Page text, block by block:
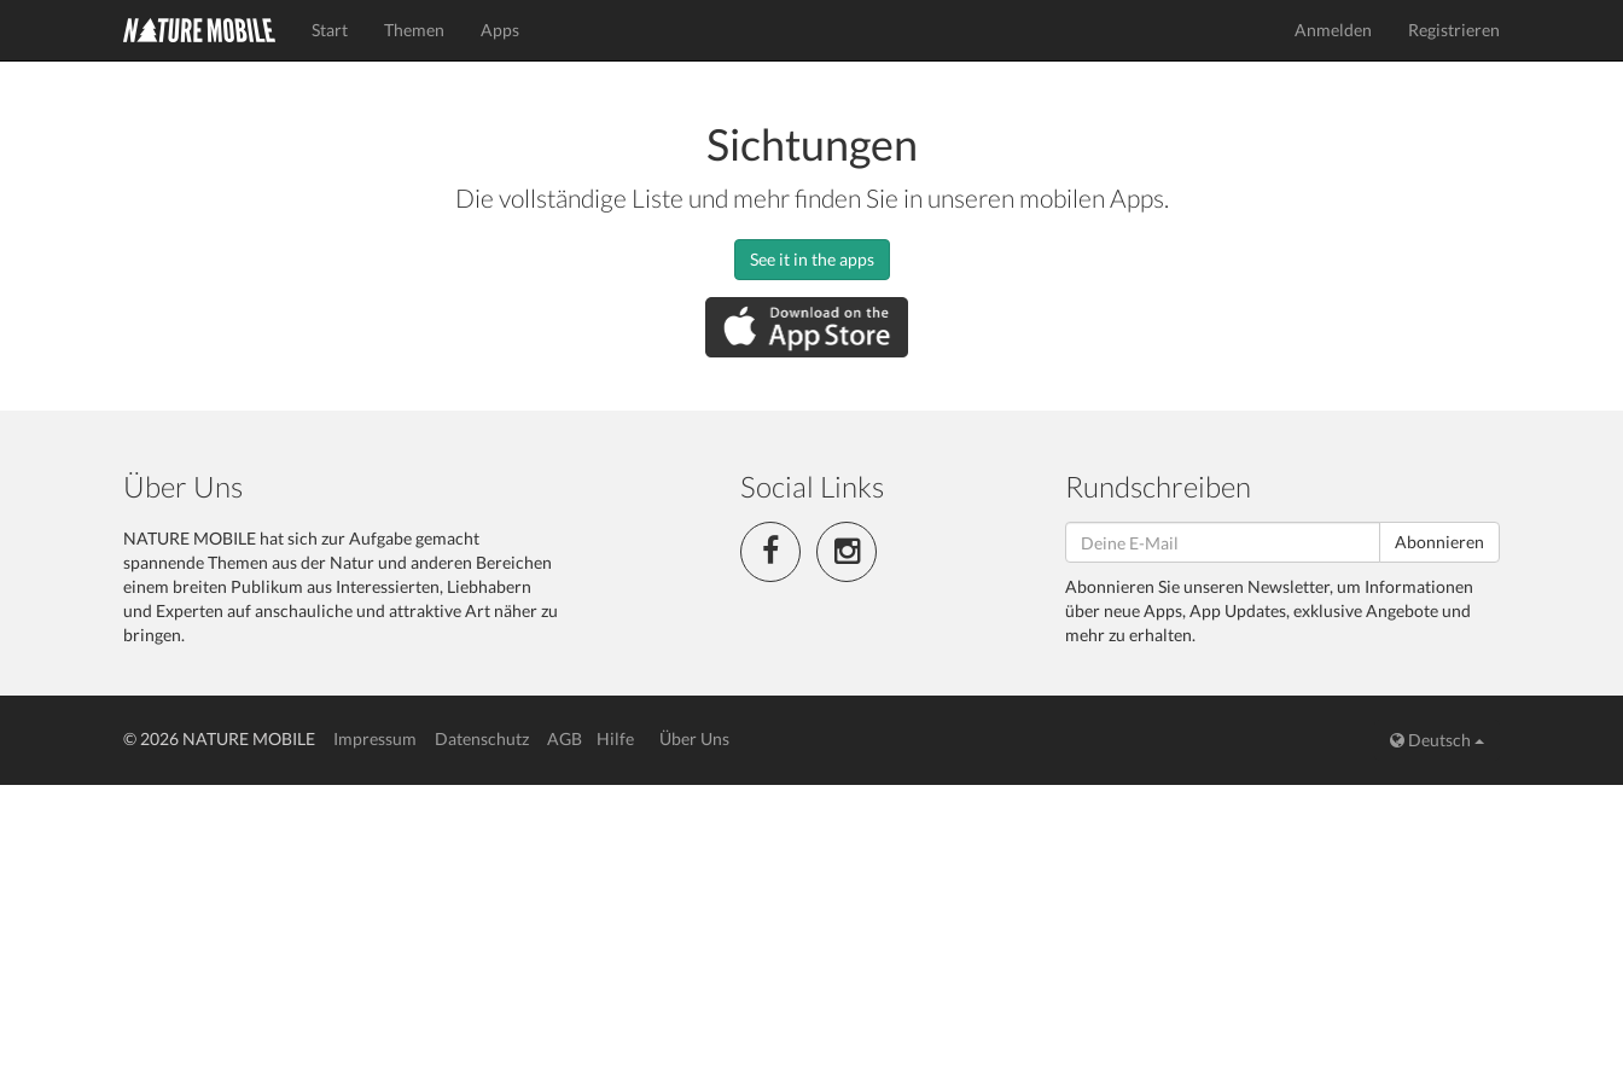
Start Themen Apps Anmelden Registrieren
Sichtungen
Die vollständige Liste und mehr finden Sie in unseren mobilen Apps.
See it in the apps
Über Uns
NATURE MOBILE hat sich zur Aufgabe gemacht
spannende Themen aus der Natur und anderen Bereichen
einem breiten Publikum aus Interessierten, Liebhabern
und Experten auf anschauliche und attraktive Art näher zu
bringen.
Social Links Rundschreiben
Abonnieren
Abonnieren Sie unseren Newsletter, um Informationen
über neue Apps, App Updates, exklusive Angebote und
mehr zu erhalten.
© 2026 NATURE MOBILE Impressum Datenschutz AGB Hilfe Über Uns Deutsch